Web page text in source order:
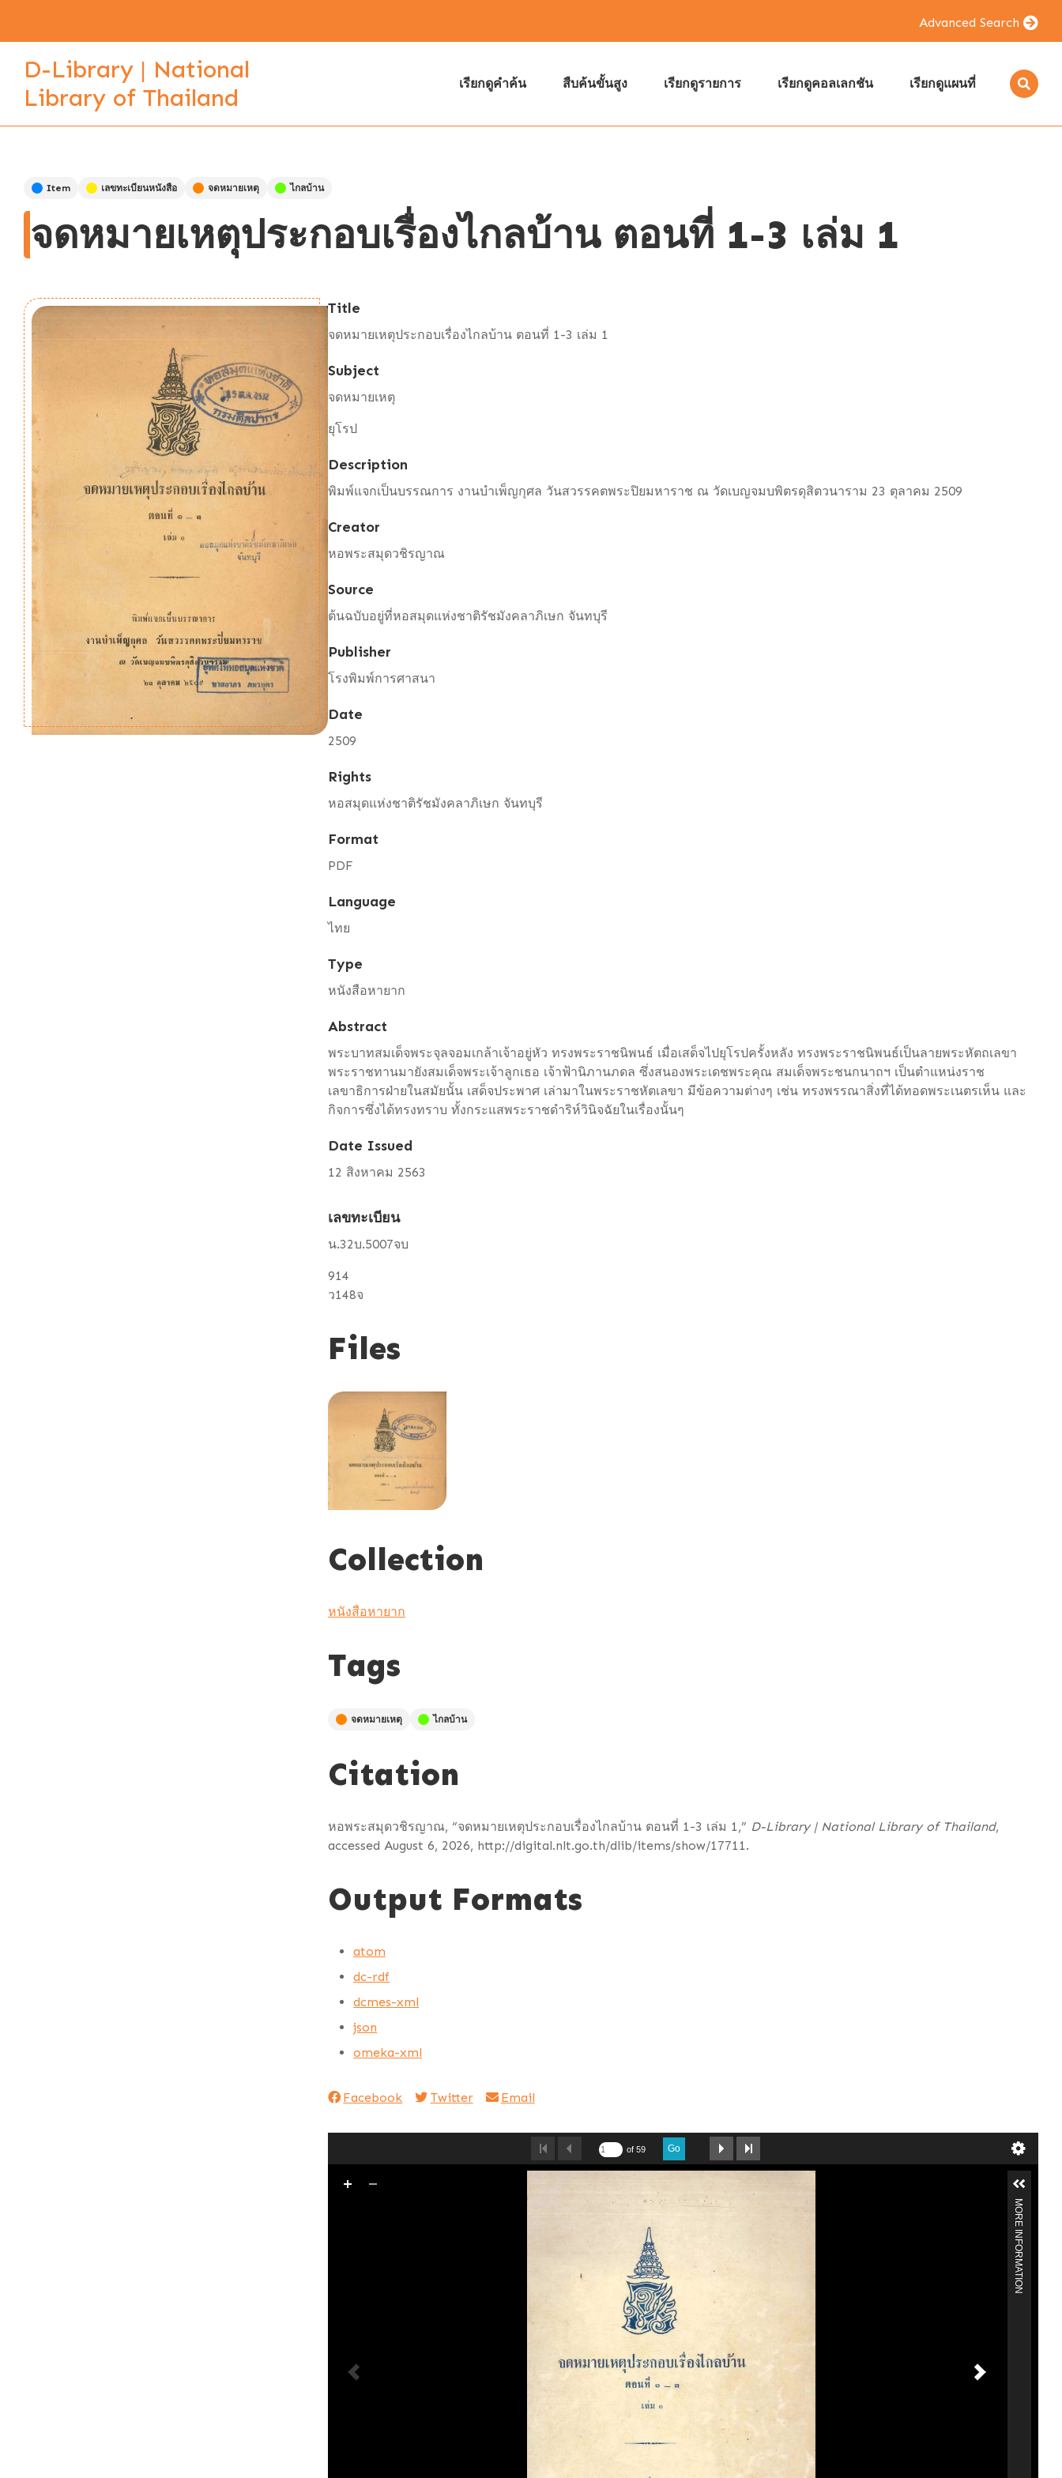
Advanced Search
D-Library | National
Library of Thailand
เรียกดูคำค้น สืบค้นขั้นสูง เรียกดูรายการ เรียกดูคอลเลกชัน เรียกดูแผนที่
Item เลขทะเบียนหนังสือ จดหมายเหตุ ไกลบ้าน
จดหมายเหตุประกอบเรื่องไกลบ้าน ตอนที่ 1-3 เล่ม 1
Title
จดหมายเหตุประกอบเรื่องไกลบ้าน ตอนที่ 1-3 เล่ม 1
Subject
จดหมายเหตุ
ยุโรป
Description
พิมพ์แจกเป็นบรรณการ งานบำเพ็ญกุศล วันสวรรคตพระปิยมหาราช ณ วัดเบญจมบพิตรดุสิตวนาราม 23 ตุลาคม 2509
Creator
หอพระสมุดวชิรญาณ
Source
ต้นฉบับอยู่ที่หอสมุดแห่งชาติรัชมังคลาภิเษก จันทบุรี
Publisher
โรงพิมพ์การศาสนา
Date
2509
Rights
หอสมุดแห่งชาติรัชมังคลาภิเษก จันทบุรี
Format
PDF
Language
ไทย
Type
หนังสือหายาก
Abstract
พระบาทสมเด็จพระจุลจอมเกล้าเจ้าอยู่หัว ทรงพระราชนิพนธ์ เมื่อเสด็จไปยุโรปครั้งหลัง ทรงพระราชนิพนธ์เป็นลายพระหัตถเลขา
พระราชทานมายังสมเด็จพระเจ้าลูกเธอ เจ้าฟ้านิภานภดล ซึ่งสนองพระเดชพระคุณ สมเด็จพระชนกนาถฯ เป็นตำแหน่งราช
เลขาธิการฝ่ายในสมัยนั้น เสด็จประพาศ เล่ามาในพระราชหัตเลขา มีข้อความต่างๆ เช่น ทรงพรรณาสิ่งที่ได้ทอดพระเนตรเห็น และ
กิจการซึ่งได้ทรงทราบ ทั้งกระแสพระราชดำริห์วินิจฉัยในเรื่องนั้นๆ
Date Issued
12 สิงหาคม 2563
เลขทะเบียน
น.32บ.5007จบ
914
ว148จ
Files
Collection
หนังสือหายาก
Tags
จดหมายเหตุ ไกลบ้าน
Citation
หอพระสมุดวชิรญาณ, “จดหมายเหตุประกอบเรื่องไกลบ้าน ตอนที่ 1-3 เล่ม 1,” D-Library | National Library of Thailand,
accessed August 6, 2026, http://digital.nlt.go.th/dlib/items/show/17711.
Output Formats
atom
dc-rdf
dcmes-xml
json
omeka-xml
Facebook Twitter Email
of 59 Go
MORE INFORMATION